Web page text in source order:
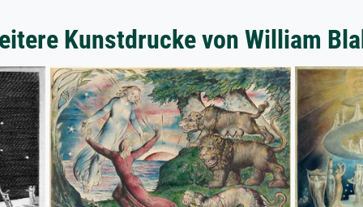
Kunstdrucke von William